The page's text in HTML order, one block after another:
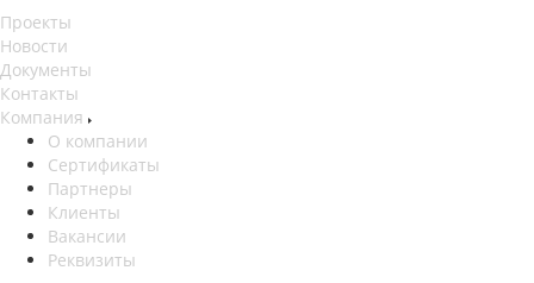
Проекты
Новости
Документы
Контакты
Компания
О компании
Сертификаты
Партнеры
Клиенты
Вакансии
Реквизиты